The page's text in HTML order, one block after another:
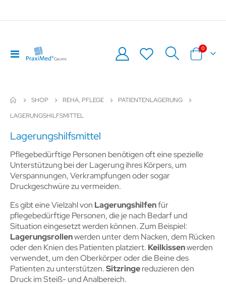
Navigation
umschalten
Warenkorb
0Artikel
SHOP REHA, PFLEGE
PATIENTENLAGERUNG
LAGERUNGSHILFSMITTEL
Lagerungshilfsmittel
Pflegebedürftige Personen benötigen oft eine spezielle
Unterstützung bei der Lagerung ihres Körpers, um
Verspannungen, Verkrampfungen oder sogar
Druckgeschwüre zu vermeiden.
Es gibt eine Vielzahl von Lagerungshilfenfür
pflegebedürftige Personen, die je nach Bedarf und
Situation eingesetzt werden können. Zum Beispiel:
Lagerungsrollenwerden unter dem Nacken, dem Rücken
oder den Knien des Patienten platziert. Keilkissenwerden
verwendet, um den Oberkörper oder die Beine des
Patienten zu unterstützen.Sitzringereduzieren den
Druck im Steiß- und Analbereich.